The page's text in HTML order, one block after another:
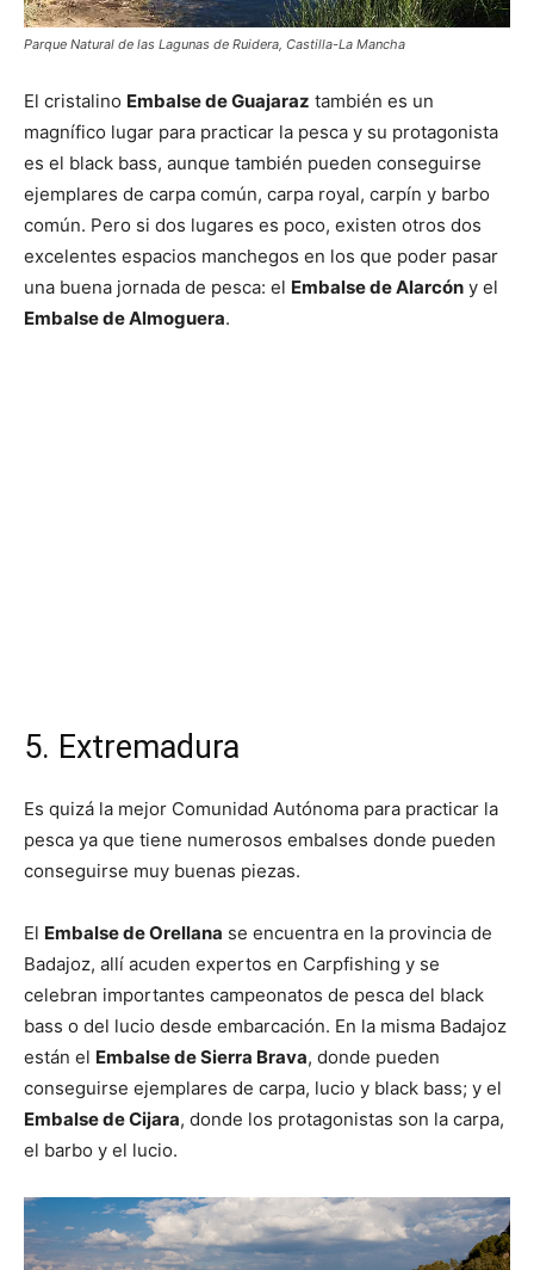
Parque Natural de las Lagunas de Ruidera, Castilla-La Mancha
El cristalino Embalse de Guajaraz también es un
magnífico lugar para practicar la pesca y su protagonista
es el black bass, aunque también pueden conseguirse
ejemplares de carpa común, carpa royal, carpín y barbo
común. Pero si dos lugares es poco, existen otros dos
excelentes espacios manchegos en los que poder pasar
una buena jornada de pesca: el Embalse de Alarcón y el
Embalse de Almoguera.
5. Extremadura
Es quizá la mejor Comunidad Autónoma para practicar la
pesca ya que tiene numerosos embalses donde pueden
conseguirse muy buenas piezas.
El Embalse de Orellana se encuentra en la provincia de
Badajoz, allí acuden expertos en Carpfishing y se
celebran importantes campeonatos de pesca del black
bass o del lucio desde embarcación. En la misma Badajoz
están el Embalse de Sierra Brava, donde pueden
conseguirse ejemplares de carpa, lucio y black bass; y el
Embalse de Cijara, donde los protagonistas son la carpa,
el barbo y el lucio.